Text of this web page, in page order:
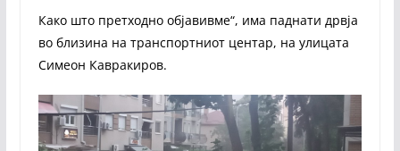
Како што претходно објавивме“, има паднати дрвја
во близина на транспортниот центар, на улицата
Симеон Кавракиров.